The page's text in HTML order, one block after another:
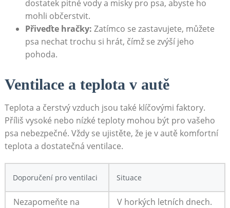
⁢dostatek pitné vody a misky pro psa, abyste ⁢ho
mohli‌ občerstvit.
Přiveďte hračky: Zatímco ⁤se zastavujete, můžete
psa nechat trochu si hrát, čímž se zvýší jeho
pohoda.
Ventilace a teplota v autě
Teplota a čerstvý vzduch ‌jsou také​ klíčovými faktory.‍
Příliš⁢ vysoké nebo nízké teploty mohou být pro vašeho
psa nebezpečné. Vždy se ujistěte, ⁤že je‍ v autě komfortní
teplota a dostatečná ventilace.
Doporučení pro ventilaci Situace
Nezapomeňte na⁣
V horkých letních dnech.